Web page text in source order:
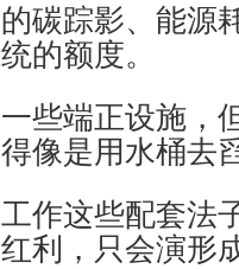
碳踪影、能源
的额度。
些端正设施，
像是用水桶去
作这些配套法
利，只会演形